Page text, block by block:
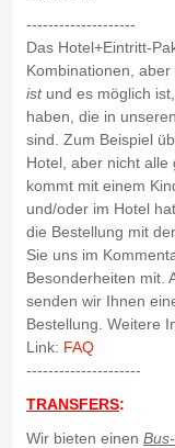
--------------------
Das Hotel+Eintritt-
Kombinationen,
istund es möglich
haben, die in
sind. Zum Beispiel
Hotel, aber nicht
kommt mit einem
und/oder im Hotel
die Bestellung mit
Sie uns im
Besonderheiten mit.
senden wir Ihnen
Bestellung. Weitere
Link: FAQ
---------------------
TRANSFERS:
Wir bieten einen